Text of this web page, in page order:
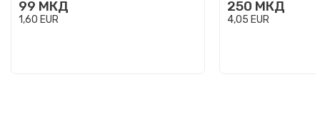
99 МКД
1,60 EUR
250 МКД
4,05 EUR